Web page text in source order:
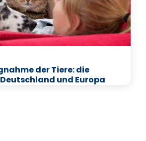
der Tiere: die
und Europa